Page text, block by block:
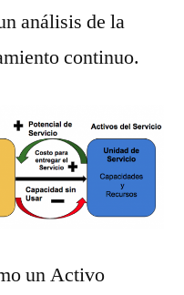
análisis de la
continuo.
un Activo